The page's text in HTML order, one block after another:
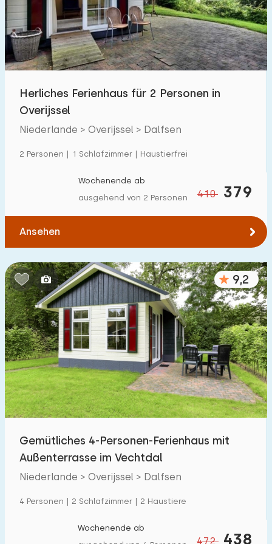
Schwimmbad 12
Eingezäunter Garten 1
Haustierfrei 10
Ladestation Auto
€ 0 — € 1000+
Schlafzimmern:
1 2 3 4 5
Badezimmer:
1 2 4 5
Entfernungen
Von Dalfsen(max. km):
Zum Meer(max. km):
5 10
Herliches Ferienhaus für 2 Personen in
Overijssel
Niederlande > Overijssel > Dalfsen
2 Personen | 1 Schlafzimmer | Haustierfrei
410 379
Wochenende ab
ausgehend von 2 Personen
Ansehen
9,2
Gemütliches 4-Personen-Ferienhaus mit
Außenterrasse im Vechtdal
Niederlande > Overijssel > Dalfsen
4 Personen | 2 Schlafzimmer | 2 Haustiere
472 438
Wochenende ab